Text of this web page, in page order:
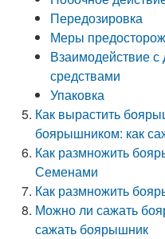
Передозировка
Меры
Взаимодействие
средствами
Упаковка
Как вырастить
боярышником: как
Как размножить
Семенами
Как размножить
Можно ли сажать
сажать боярышник